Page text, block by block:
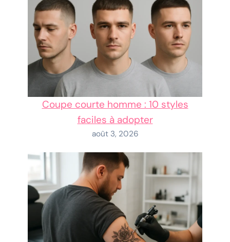
Coupe courte homme : 10 styles
faciles à adopter
août 3, 2026